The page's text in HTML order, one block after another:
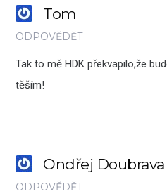
Tom
ODPOVĚDĚT
Tak to mě HDK překvapilo,že
těším!
Ondřej Doubrava
ODPOVĚDĚT